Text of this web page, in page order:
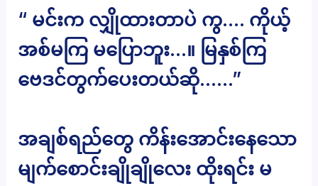
“ မင်းက လျှိုထားတာပဲ ကွ…. ကိုယ့်
အစ်မကြ မပြောဘူး…။ မြနှစ်ကြ
ဗေဒင်တွက်ပေးတယ်ဆို……”
အချစ်ရည်တွေ ကိန်းအောင်းနေသော
မျက်စောင်းချိုချိုလေး ထိုးရင်း မ